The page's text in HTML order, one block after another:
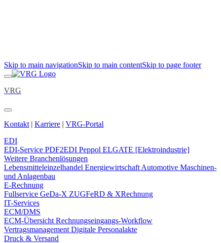
Skip to main navigationSkip to main contentSkip to page footer
VRG
Kontakt | Karriere | VRG-Portal
EDI
EDI-Service PDF2EDI Peppol ELGATE [Elektroindustrie]
Weitere Branchenlösungen
Lebensmitteleinzelhandel Energiewirtschaft Automotive Maschinen-
und Anlagenbau
E-Rechnung
Fullservice GeDa-X ZUGFeRD & XRechnung
IT-Services
ECM/DMS
ECM-Übersicht Rechnungseingangs-Workflow
Vertragsmanagement Digitale Personalakte
Druck & Versand